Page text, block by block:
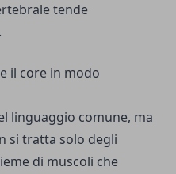
tende
il core in modo
linguaggio comune, ma
si tratta solo degli
di muscoli che